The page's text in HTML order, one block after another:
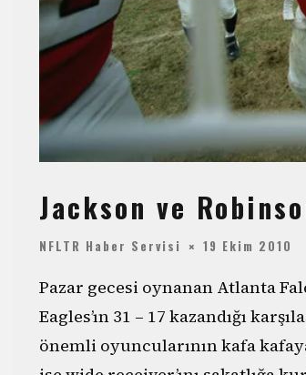
Jackson ve
NFLTR Haber Servisi 19 Ekim 2010
Pazar gecesi oynanan Atlanta
Eagles’ın 31 – 17 kazandığı
önemli oyuncularının kafa